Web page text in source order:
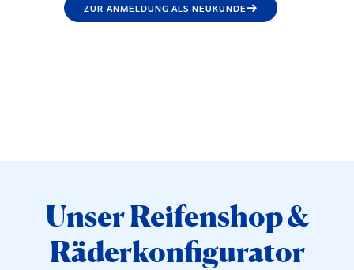
ZUR ANMELDUNG ALS NEUKUNDE
Unser Reifenshop &
Räderkonfigurator